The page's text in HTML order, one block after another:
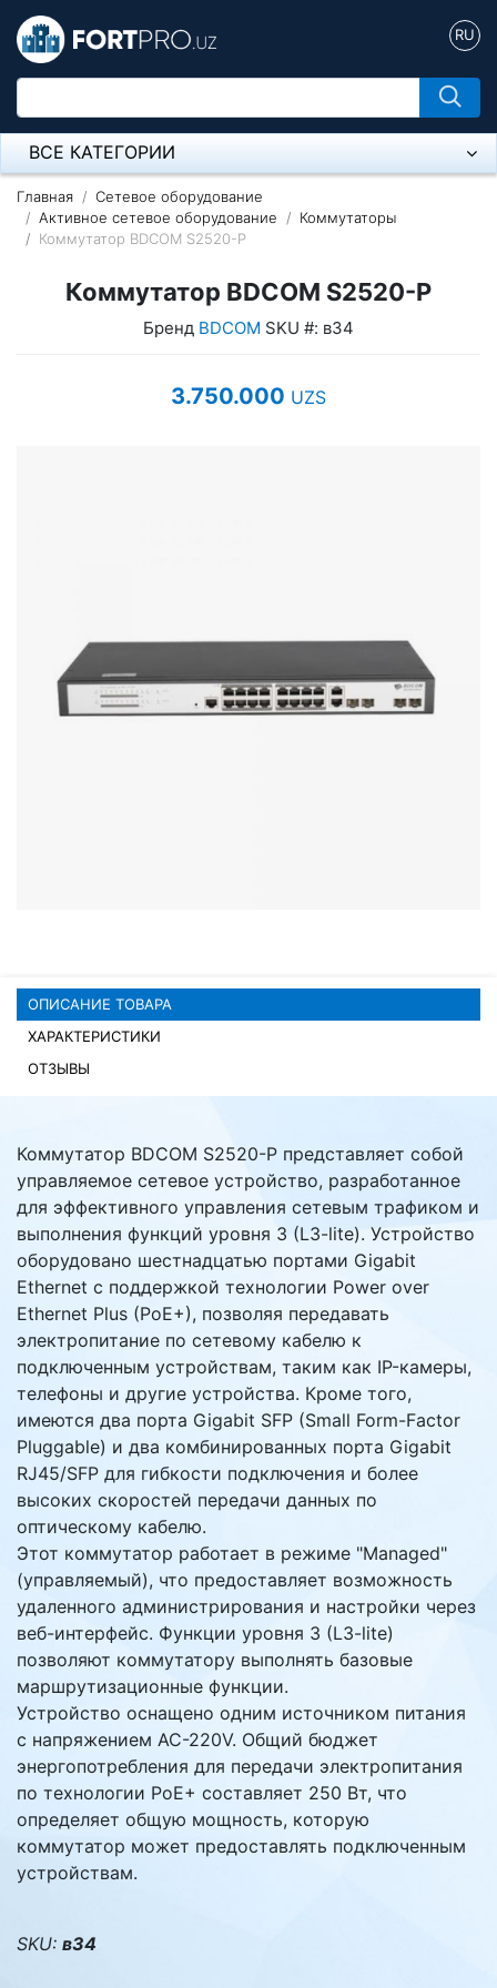
RU
ВСЕ КАТЕГОРИИ
Микрофон
Напольные розетки
Оборудование Mikrotik
Мышки и Клавиатуры
Наушники
Компьютеры Fujitsu
Комплектующие ПК
Главная
Сетевое оборудование
Активное сетевое оборудование
Коммутаторы
Коммутатор BDCOM S2520-P
Коммутатор BDCOM S2520-P
Бренд BDCOM SKU #: в34
3.750.000 UZS
ОПИСАНИЕ ТОВАРА
ХАРАКТЕРИСТИКИ
ОТЗЫВЫ
Коммутатор BDCOM S2520-P представляет собой
управляемое сетевое устройство, разработанное
для эффективного управления сетевым трафиком и
выполнения функций уровня 3 (L3-lite). Устройство
оборудовано шестнадцатью портами Gigabit
Ethernet с поддержкой технологии Power over
Ethernet Plus (PoE+), позволяя передавать
электропитание по сетевому кабелю к
подключенным устройствам, таким как IP-камеры,
телефоны и другие устройства. Кроме того,
имеются два порта Gigabit SFP (Small Form-Factor
Pluggable) и два комбинированных порта Gigabit
RJ45/SFP для гибкости подключения и более
высоких скоростей передачи данных по
оптическому кабелю.
Этот коммутатор работает в режиме "Managed"
(управляемый), что предоставляет возможность
удаленного администрирования и настройки через
веб-интерфейс. Функции уровня 3 (L3-lite)
позволяют коммутатору выполнять базовые
маршрутизационные функции.
Устройство оснащено одним источником питания
с напряжением AC-220V. Общий бюджет
энергопотребления для передачи электропитания
по технологии PoE+ составляет 250 Вт, что
определяет общую мощность, которую
коммутатор может предоставлять подключенным
устройствам.
SKU: в34